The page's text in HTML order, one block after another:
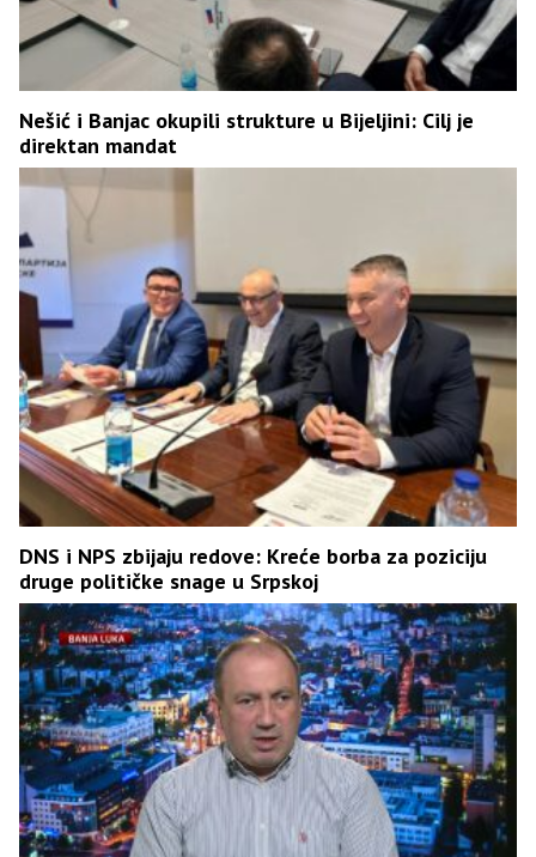
Nešić i Banjac okupili strukture u Bijeljini: Cilj je
direktan mandat
DNS i NPS zbijaju redove: Kreće borba za poziciju
druge političke snage u Srpskoj